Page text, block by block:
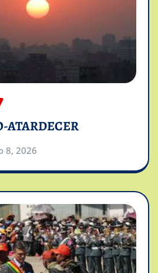
ATARDECER
8, 2026